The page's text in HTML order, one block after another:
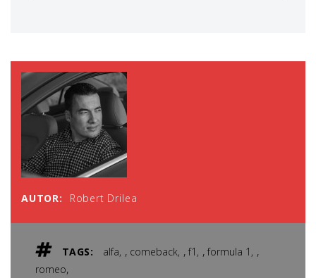
AUTOR: Robert Drilea
TAGS: alfa , comeback ,f1 ,formula 1 ,
romeo,